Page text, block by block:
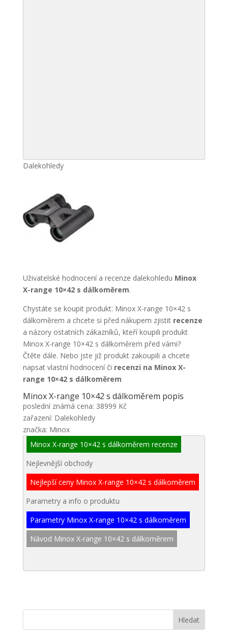
Dalekohledy
Uživatelské hodnocení a recenze dalekohledu Minox
X-range 10×42 s dálkoměrem.
Chystáte se koupit produkt: Minox X-range 10×42 s
dálkoměrem a chcete si před nákupem zjistit recenze
a názory ostatních zákazníků, kteří koupili produkt
Minox X-range 10×42 s dálkoměrem před vámi?
Čtěte dále. Nebo jste již produkt zakoupili a chcete
napsat vlastní hodnocení či recenzi na Minox X-
range 10×42 s dálkoměrem
Minox X-range 10×42 s dálkoměrem popis
poslední známá cena: 38999 Kč
zařazení: Dalekohledy
značka: Minox
Minox X-range 10×42 s dálkoměrem recenze
Nejlevnější obchody
Nejlepší ceny Minox X-range 10×42 s dálkoměrem
Parametry a info o produktu
Parametry Minox X-range 10×42 s dálkoměrem
Návod Minox X-range 10×42 s dálkoměrem